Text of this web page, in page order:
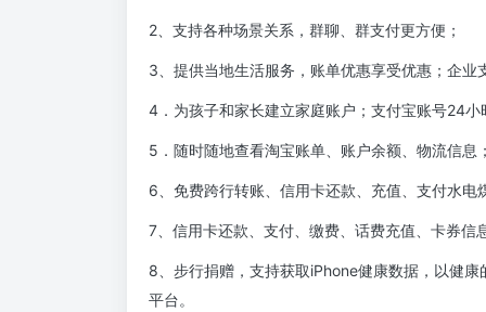
2、支持各种场景关系，群聊、群支付更方便；
3、提供当地生活服务，账单优惠享受优惠；企业
4．为孩子和家长建立家庭账户；支付宝账号24小
5．随时随地查看淘宝账单、账户余额、物流信息
6、免费跨行转账、信用卡还款、充值、支付水电
7、信用卡还款、支付、缴费、话费充值、卡券信
8、步行捐赠，支持获取iPhone健康数据，以健
平台。